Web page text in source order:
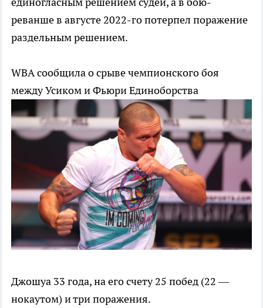
реванше в августе 2022-го потерпел поражение
раздельным решением.
WBА сообщила о срыве чемпионского боя
между Усиком и ФьюриЕдиноборства
Джошуа 33 года, на его счету 25 побед (22 —
нокаутом) и три поражения.